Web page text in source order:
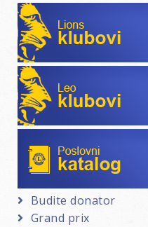
Lions klubovi
Leo klubovi
Budite donator
Grand prix